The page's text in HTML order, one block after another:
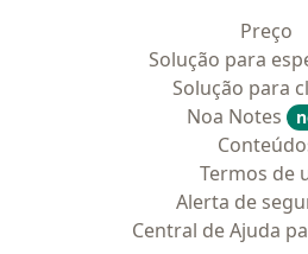
Preço
Solução para
Solução para
Noa Notes
Termos de
Alerta de
Central de Ajuda